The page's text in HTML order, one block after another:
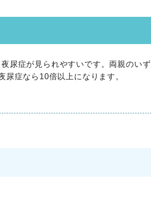
尿症が見られやすいです。両親のいず
症なら10倍以上になります。